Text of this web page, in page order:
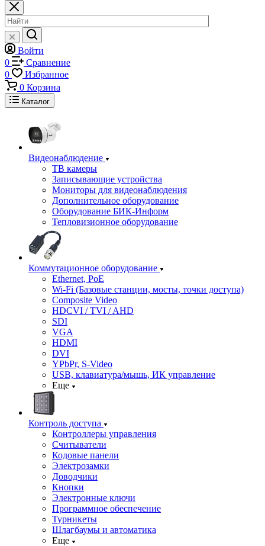
Войти
0
Сравнение
0
Избранное
0 Корзина
Каталог
Видеонаблюдение
ТВ камеры
Записывающие устройства
Мониторы для видеонаблюдения
Дополнительное оборудование
Оборудование БИК-Информ
Тепловизионное оборудование
Коммутационное оборудование
Ethernet, PoE
Wi-Fi (Базовые станции, мосты, точки доступа)
Composite Video
HDCVI / TVI / AHD
SDI
VGA
HDMI
DVI
YPbPr, S-Video
USB, клавиатура/мышь, ИК управление
Еще
Контроль доступа
Контроллеры управления
Считыватели
Кодовые панели
Электрозамки
Доводчики
Кнопки
Электронные ключи
Программное обеспечение
Турникеты
Шлагбаумы и автоматика
Еще